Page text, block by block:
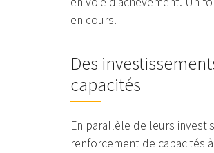
en cours.
Des
capacités
En parallèle de leurs
renforcement de capacités